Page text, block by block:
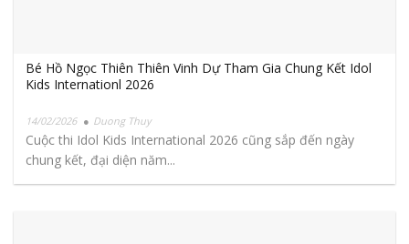
Bé Hồ Ngọc Thiên Thiên Vinh Dự Tham Gia Chung Kết Idol
Kids Internationl 2026
14/02/2026 Duong Thuy
Cuộc thi Idol Kids International 2026 cũng sắp đến ngày
chung kết, đại diện năm...